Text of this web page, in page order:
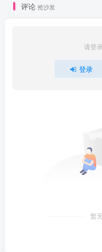
评论 抢沙发
请登
登录
暂